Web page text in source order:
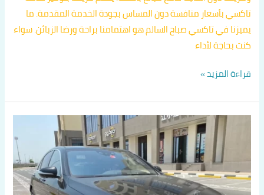
تاكسي بأسعار منافسة دون المساس بجودة الخدمة المقدمة. ما
يميزنا في تاكسي صباح السالم هو اهتمامنا براحة ورضا الزبائن. سواء
كنت بحاجة لأداء
قراءة المزيد »
تاكسي
حولي
اتصل